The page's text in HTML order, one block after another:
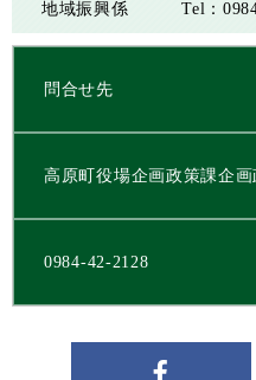
地域振興係
Tel：
問合せ先
高原町役場企画政策課企
0984-42-2128